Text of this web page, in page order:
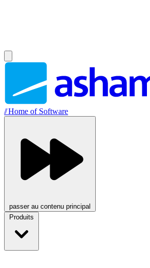
//Home of Software
passer au contenu principal
Produits